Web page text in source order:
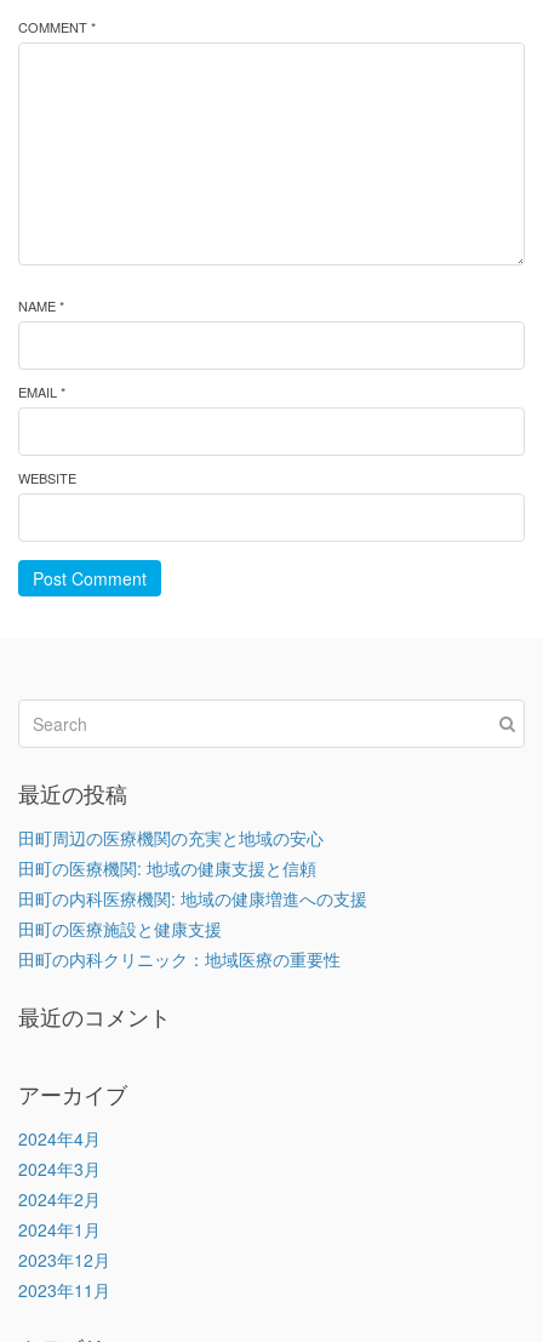
COMMENT *
NAME *
EMAIL *
WEBSITE
Post Comment
最近の投稿
田町周辺の医療機関の充実と地域の安心
田町の医療機関: 地域の健康支援と信頼
田町の内科医療機関: 地域の健康増進への支援
田町の医療施設と健康支援
田町の内科クリニック：地域医療の重要性
最近のコメント
アーカイブ
2024年4月
2024年3月
2024年2月
2024年1月
2023年12月
2023年11月